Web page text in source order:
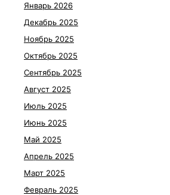
Январь 2026
Декабрь 2025
Ноябрь 2025
Октябрь 2025
Сентябрь 2025
Август 2025
Июль 2025
Июнь 2025
Май 2025
Апрель 2025
Март 2025
Февраль 2025